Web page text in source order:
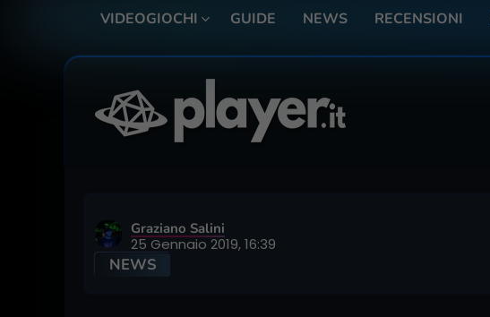
VIDEOGIOCHI GUIDE NEWS RECENSIONI
Graziano Salini
25 Gennaio 2019, 16:39
NEWS